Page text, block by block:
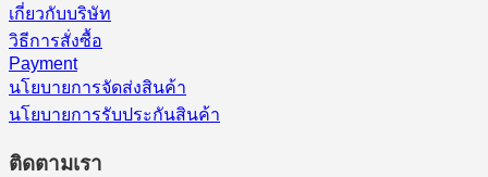
เกี่ยวกับบริษัท
วิธีการสั่งซื้อ
Payment
นโยบายการจัดส่งสินค้า
นโยบายการรับประกันสินค้า
ติดตามเรา